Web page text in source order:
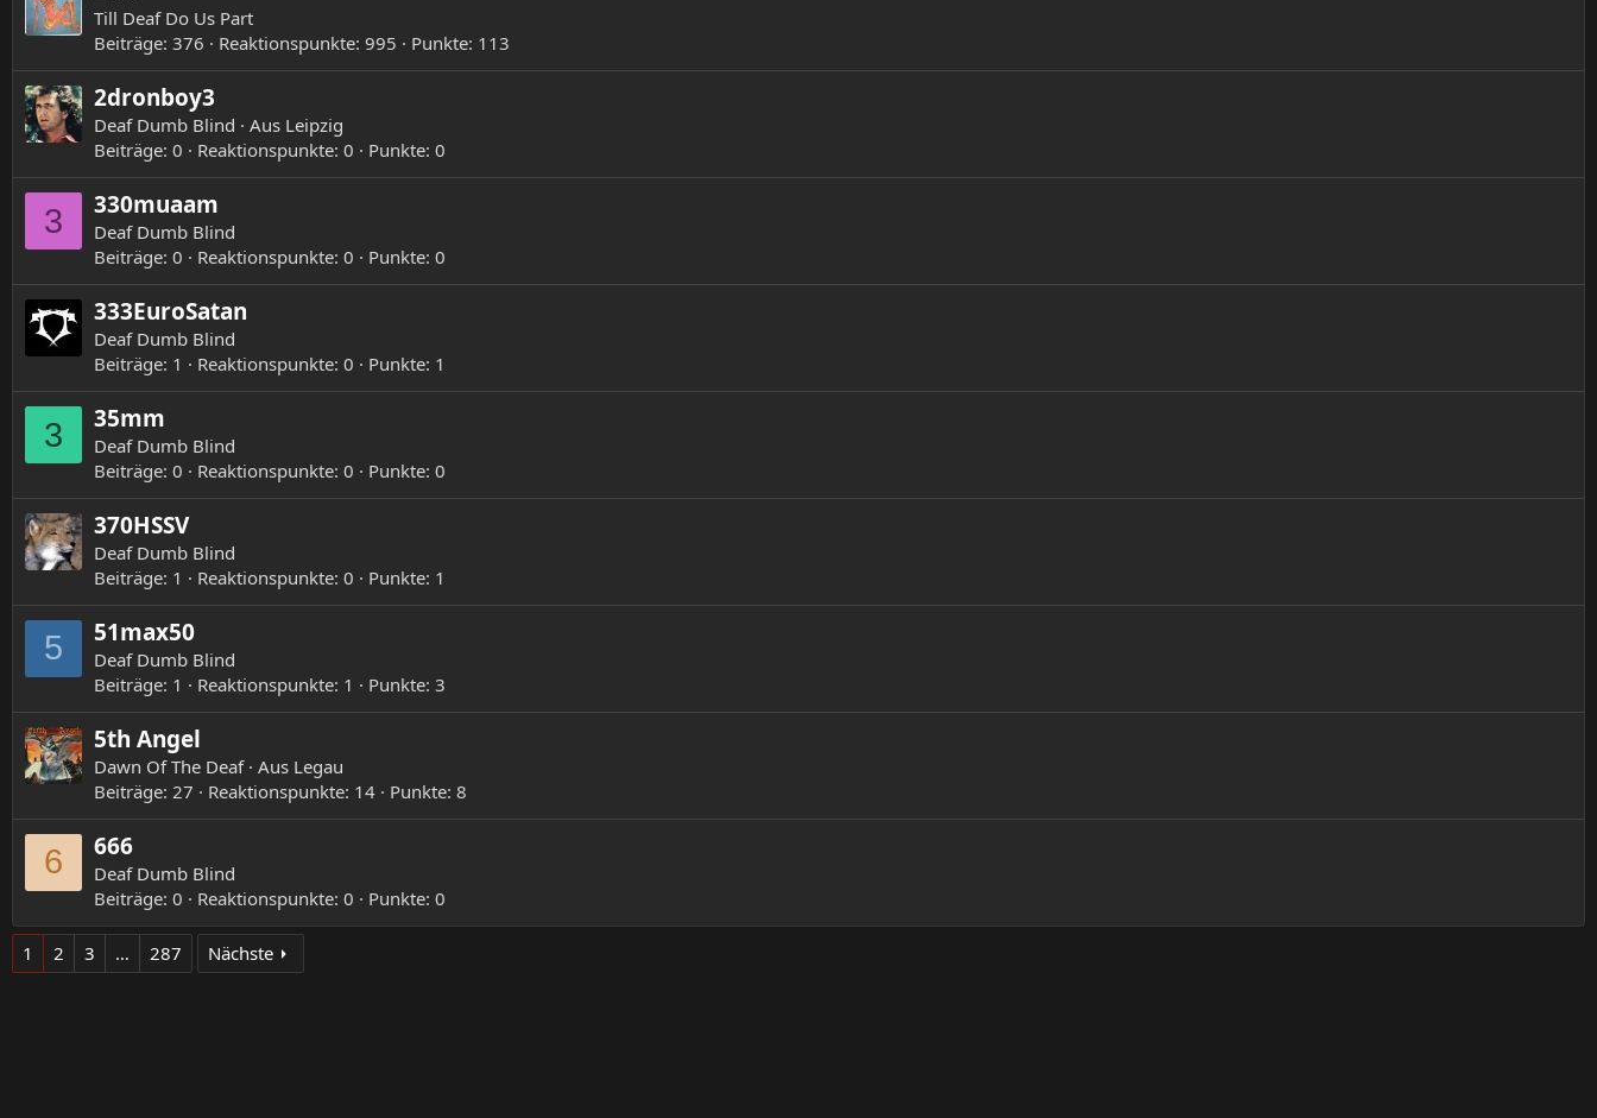
Till Deaf Do Us Part
Beiträge 376 Reaktionspunkte 995 Punkte 113
2dronboy3
Deaf Dumb Blind · Aus Leipzig
Beiträge 0 Reaktionspunkte 0 Punkte 0
3 330muaam
Deaf Dumb Blind
Beiträge 0 Reaktionspunkte 0 Punkte 0
333EuroSatan
Deaf Dumb Blind
Beiträge 1 Reaktionspunkte 0 Punkte 1
3 35mm
Deaf Dumb Blind
Beiträge 0 Reaktionspunkte 0 Punkte 0
370HSSV
Deaf Dumb Blind
Beiträge 1 Reaktionspunkte 0 Punkte 1
5 51max50
Deaf Dumb Blind
Beiträge 1 Reaktionspunkte 1 Punkte 3
5th Angel
Dawn Of The Deaf · Aus Legau
Beiträge 27 Reaktionspunkte 14 Punkte 8
6 666
Deaf Dumb Blind
Beiträge 0 Reaktionspunkte 0 Punkte 0
1 2 3 … 287 Nächste